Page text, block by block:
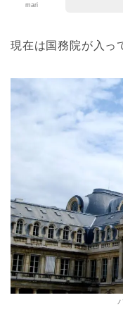
mari
現在は国務院が入っ